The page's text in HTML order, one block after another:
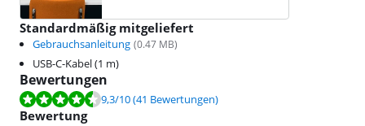
Standardmäßig mitgeliefert
Gebrauchsanleitung (0.47 MB)
USB-C-Kabel (1 m)
Bewertungen
Bewertet mit 9,3 von 10, basierend auf 41 Bewertungen.
9,3/10(41 Bewertungen)
Bewertung